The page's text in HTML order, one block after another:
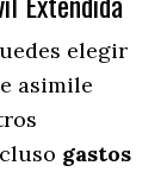
elegir
asimile
gastos